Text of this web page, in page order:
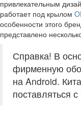
привлекательным
работает под крылом
особенности этого
представлено
Справка! В
фирменную
на Android.
поставляться